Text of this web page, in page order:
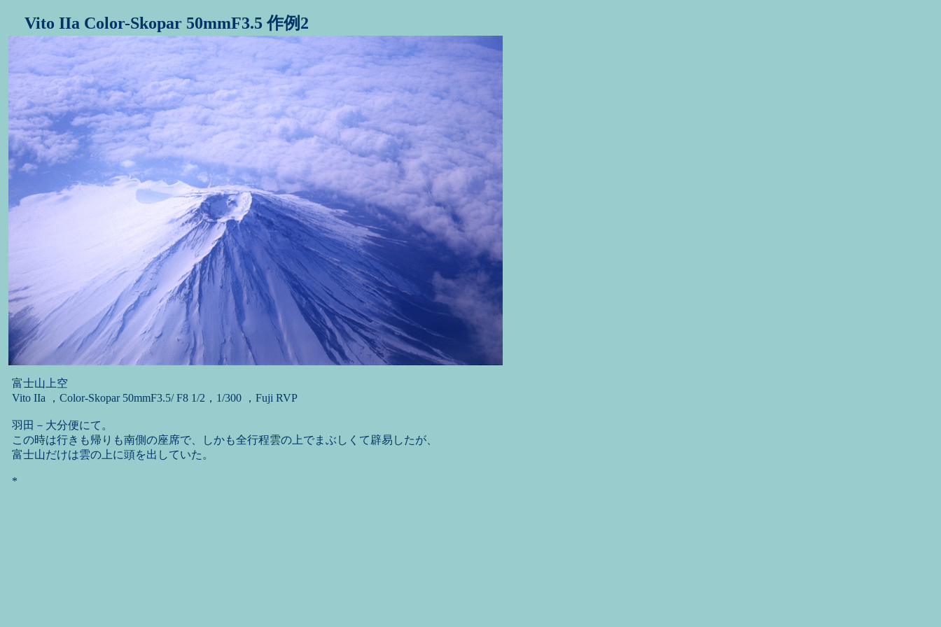
Vito IIa Color-Skopar 50mmF3.5 作例2
富士山上空
Vito IIa ，Color-Skopar 50mmF3.5/ F8 1/2，1/300 ，Fuji RVP
羽田－大分便にて。
この時は行きも帰りも南側の座席で、しかも全行程雲の上でまぶしくて辟易したが、
富士山だけは雲の上に頭を出していた。
*